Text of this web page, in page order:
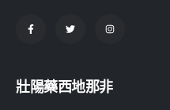
壯陽藥西地那非